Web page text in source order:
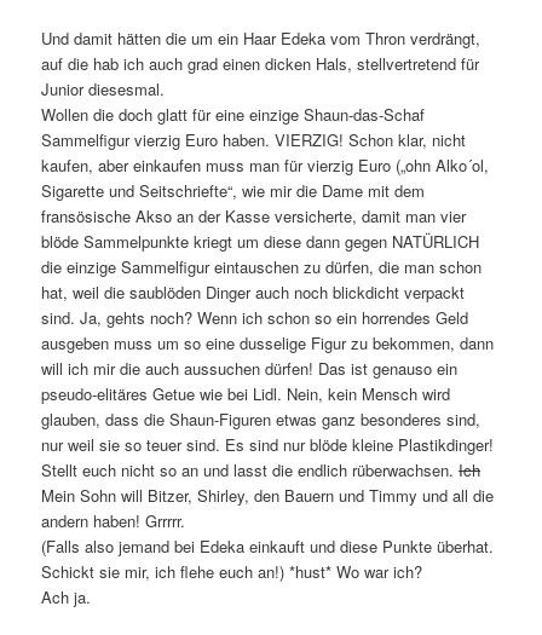
Und damit hätten die um ein Haar Edeka vom Thron verdrängt,
auf die hab ich auch grad einen dicken Hals, stellvertretend für
Junior diesesmal.
Wollen die doch glatt für eine einzige Shaun-das-Schaf
Sammelfigur vierzig Euro haben. VIERZIG! Schon klar, nicht
kaufen, aber einkaufen muss man für vierzig Euro („ohn Alko´ol,
Sigarette und Seitschriefte“, wie mir die Dame mit dem
fransösische Akso an der Kasse versicherte, damit man vier
blöde Sammelpunkte kriegt um diese dann gegen NATÜRLICH
die einzige Sammelfigur eintauschen zu dürfen, die man schon
hat, weil die saublöden Dinger auch noch blickdicht verpackt
sind. Ja, gehts noch? Wenn ich schon so ein horrendes Geld
ausgeben muss um so eine dusselige Figur zu bekommen, dann
will ich mir die auch aussuchen dürfen! Das ist genauso ein
pseudo-elitäres Getue wie bei Lidl. Nein, kein Mensch wird
glauben, dass die Shaun-Figuren etwas ganz besonderes sind,
nur weil sie so teuer sind. Es sind nur blöde kleine Plastikdinger!
Stellt euch nicht so an und lasst die endlich rüberwachsen.Ich
Mein Sohn will Bitzer, Shirley, den Bauern und Timmy und all die
andern haben! Grrrrr.
(Falls also jemand bei Edeka einkauft und diese Punkte überhat.
Schickt sie mir, ich flehe euch an!) *hust* Wo war ich?
Ach ja.